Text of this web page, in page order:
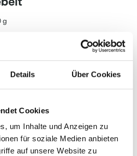
Details Über Cookies
Cookies
um Inhalte und Anzeigen zu
für soziale Medien anbieten
auf unsere Website zu
g
sehen unsere
Nährwertangaben je